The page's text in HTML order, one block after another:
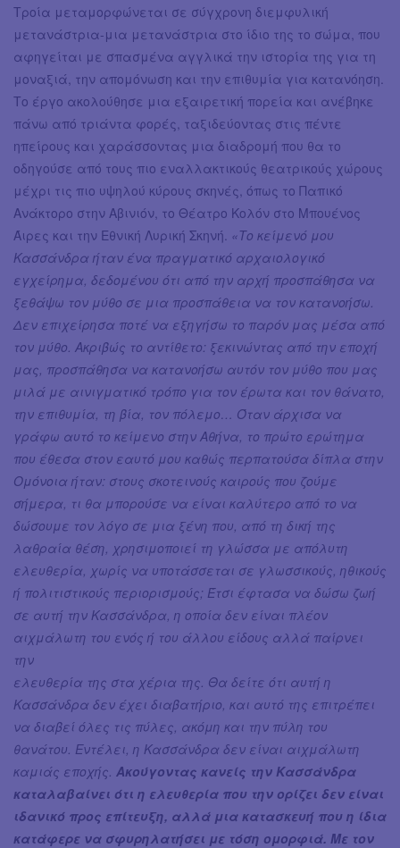
Τροία μεταμορφώνεται σε σύγχρονη διεμφυλική
μετανάστρια-μια μετανάστρια στο ίδιο της το σώμα, που
αφηγείται με σπασμένα αγγλικά την ιστορία της για τη
μοναξιά, την απομόνωση και την επιθυμία για κατανόηση.
Το έργο ακολούθησε μια εξαιρετική πορεία και ανέβηκε
πάνω από τριάντα φορές, ταξιδεύοντας στις πέντε
ηπείρους και χαράσσοντας μια διαδρομή που θα το
οδηγούσε από τους πιο εναλλακτικούς θεατρικούς χώρους
μέχρι τις πιο υψηλού κύρους σκηνές, όπως το Παπικό
Ανάκτορο στην Αβινιόν, το Θέατρο Κολόν στο Μπουένος
Άιρες και την Εθνική Λυρική Σκηνή. «Το κείμενό μου
Κασσάνδρα ήταν ένα πραγματικό αρχαιολογικό
εγχείρημα, δεδομένου ότι από την αρχή προσπάθησα να
ξεθάψω τον μύθο σε μια προσπάθεια να τον κατανοήσω.
Δεν επιχείρησα ποτέ να εξηγήσω το παρόν μας μέσα από
τον μύθο. Ακριβώς το αντίθετο: ξεκινώντας από την εποχή
μας, προσπάθησα να κατανοήσω αυτόν τον μύθο που μας
μιλά με αινιγματικό τρόπο για τον έρωτα και τον θάνατο,
την επιθυμία, τη βία, τον πόλεμο… Όταν άρχισα να
γράφω αυτό το κείμενο στην Αθήνα, το πρώτο ερώτημα
που έθεσα στον εαυτό μου καθώς περπατούσα δίπλα στην
Ομόνοια ήταν: στους σκοτεινούς καιρούς που ζούμε
σήμερα, τι θα μπορούσε να είναι καλύτερο από το να
δώσουμε τον λόγο σε μια ξένη που, από τη δική της
λαθραία θέση, χρησιμοποιεί τη γλώσσα με απόλυτη
ελευθερία, χωρίς να υποτάσσεται σε γλωσσικούς, ηθικούς
ή πολιτιστικούς περιορισμούς; Έτσι έφτασα να δώσω ζωή
σε αυτή την Κασσάνδρα, η οποία δεν είναι πλέον
αιχμάλωτη του ενός ή του άλλου είδους αλλά παίρνει
την
ελευθερία της στα χέρια της. Θα δείτε ότι αυτή η
Κασσάνδρα δεν έχει διαβατήριο, και αυτό της επιτρέπει
να διαβεί όλες τις πύλες, ακόμη και την πύλη του
θανάτου. Εντέλει, η Κασσάνδρα δεν είναι αιχμάλωτη
καμιάς εποχής. Ακούγοντας κανείς την Κασσάνδρα
καταλαβαίνει ότι η ελευθερία που την ορίζει δεν είναι
ιδανικό προς επίτευξη, αλλά μια κατασκευή που η ίδια
κατάφερε να σφυρηλατήσει με τόση ομορφιά. Με τον